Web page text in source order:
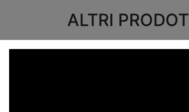
ALTRI